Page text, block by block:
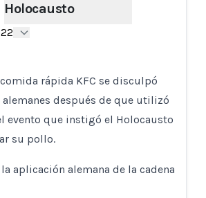
Holocausto
rápida KFC se disculpó
después de que utilizó
evento que instigó el Holocausto
su pollo.
aplicación alemana de la cadena